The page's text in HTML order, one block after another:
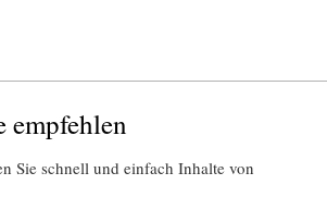
empfehlen
Sie schnell und einfach Inhalte von